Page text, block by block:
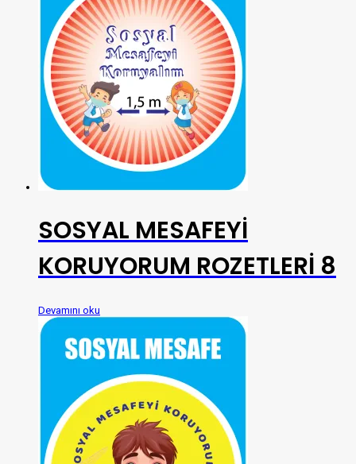
SOSYAL MESAFEYİ
KORUYORUM ROZETLERİ 8
Devamını oku